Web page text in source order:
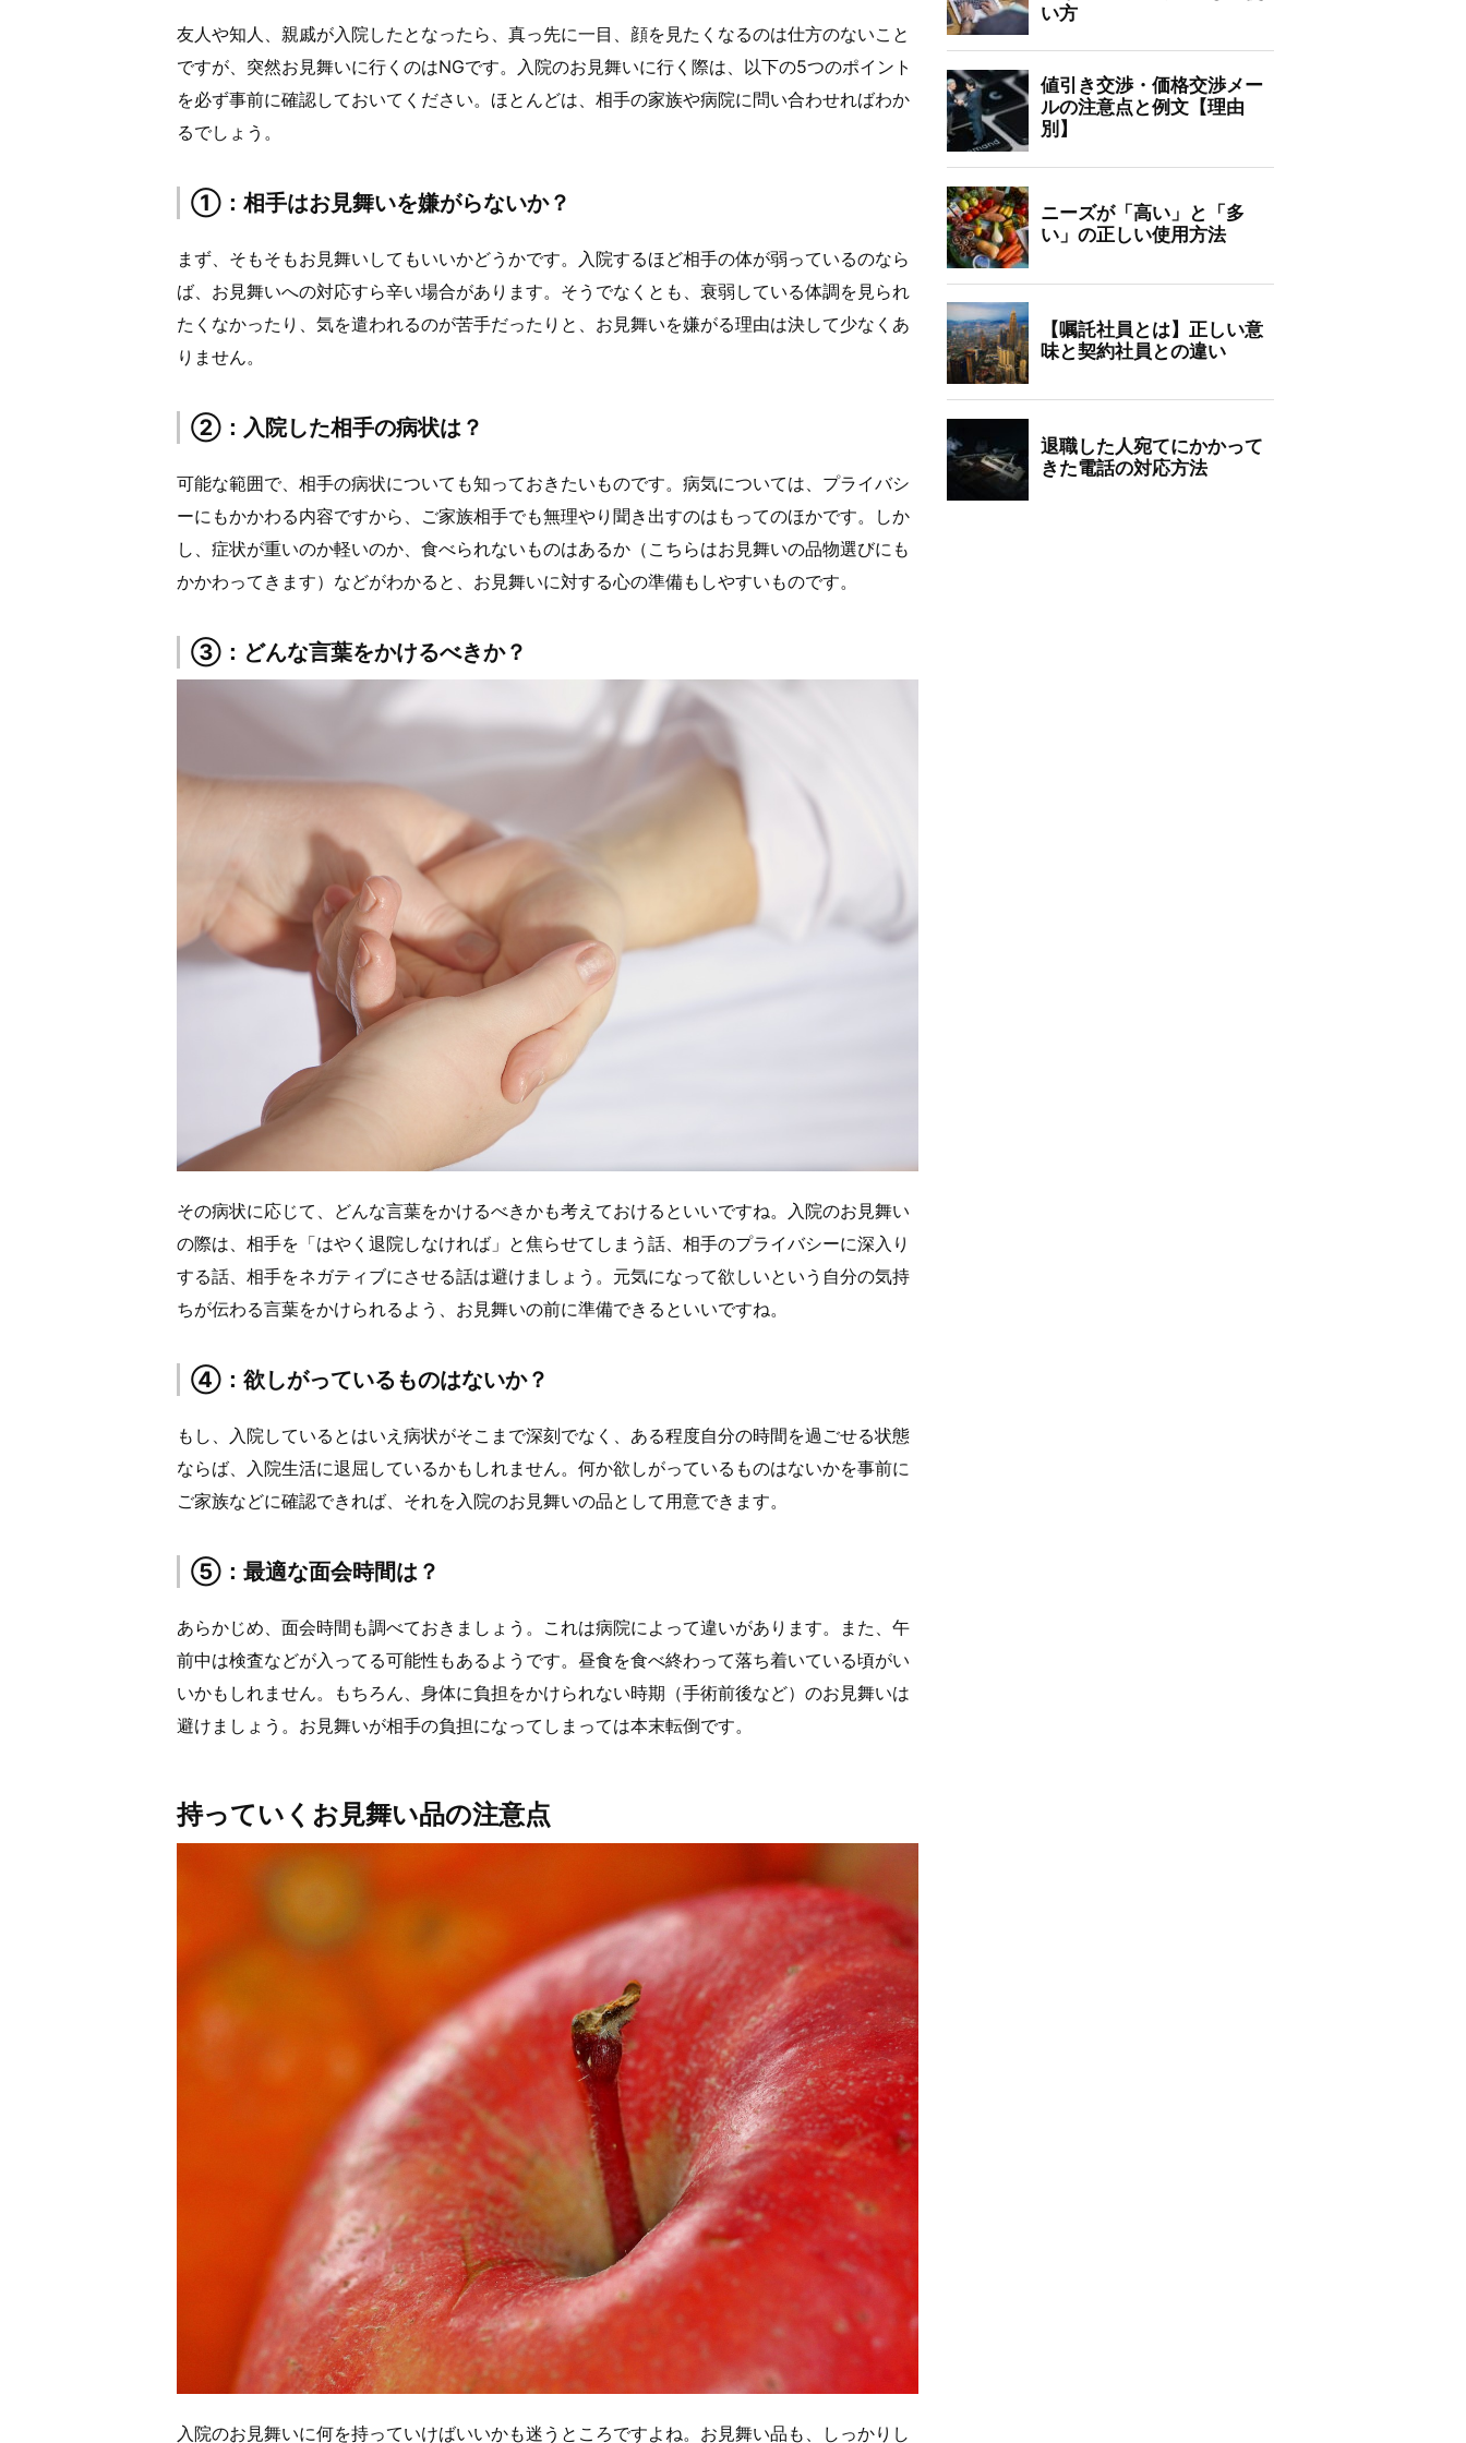
友人や知人、親戚が入院したとなったら、真っ先に一目、顔を見たくなるのは仕方のないこと
ですが、突然お見舞いに行くのはNGです。入院のお見舞いに行く際は、以下の5つのポイント
を必ず事前に確認しておいてください。ほとんどは、相手の家族や病院に問い合わせればわか
るでしょう。
①：相手はお見舞いを嫌がらないか？
まず、そもそもお見舞いしてもいいかどうかです。入院するほど相手の体が弱っているのなら
ば、お見舞いへの対応すら辛い場合があります。そうでなくとも、衰弱している体調を見られ
たくなかったり、気を遣われるのが苦手だったりと、お見舞いを嫌がる理由は決して少なくあ
りません。
②：入院した相手の病状は？
可能な範囲で、相手の病状についても知っておきたいものです。病気については、プライバシ
ーにもかかわる内容ですから、ご家族相手でも無理やり聞き出すのはもってのほかです。しか
し、症状が重いのか軽いのか、食べられないものはあるか（こちらはお見舞いの品物選びにも
かかわってきます）などがわかると、お見舞いに対する心の準備もしやすいものです。
③：どんな言葉をかけるべきか？
その病状に応じて、どんな言葉をかけるべきかも考えておけるといいですね。入院のお見舞い
の際は、相手を「はやく退院しなければ」と焦らせてしまう話、相手のプライバシーに深入り
する話、相手をネガティブにさせる話は避けましょう。元気になって欲しいという自分の気持
ちが伝わる言葉をかけられるよう、お見舞いの前に準備できるといいですね。
④：欲しがっているものはないか？
もし、入院しているとはいえ病状がそこまで深刻でなく、ある程度自分の時間を過ごせる状態
ならば、入院生活に退屈しているかもしれません。何か欲しがっているものはないかを事前に
ご家族などに確認できれば、それを入院のお見舞いの品として用意できます。
⑤：最適な面会時間は？
あらかじめ、面会時間も調べておきましょう。これは病院によって違いがあります。また、午
前中は検査などが入ってる可能性もあるようです。昼食を食べ終わって落ち着いている頃がい
いかもしれません。もちろん、身体に負担をかけられない時期（手術前後など）のお見舞いは
避けましょう。お見舞いが相手の負担になってしまっては本末転倒です。
持っていくお見舞い品の注意点
入院のお見舞いに何を持っていけばいいかも迷うところですよね。お見舞い品も、しっかりし